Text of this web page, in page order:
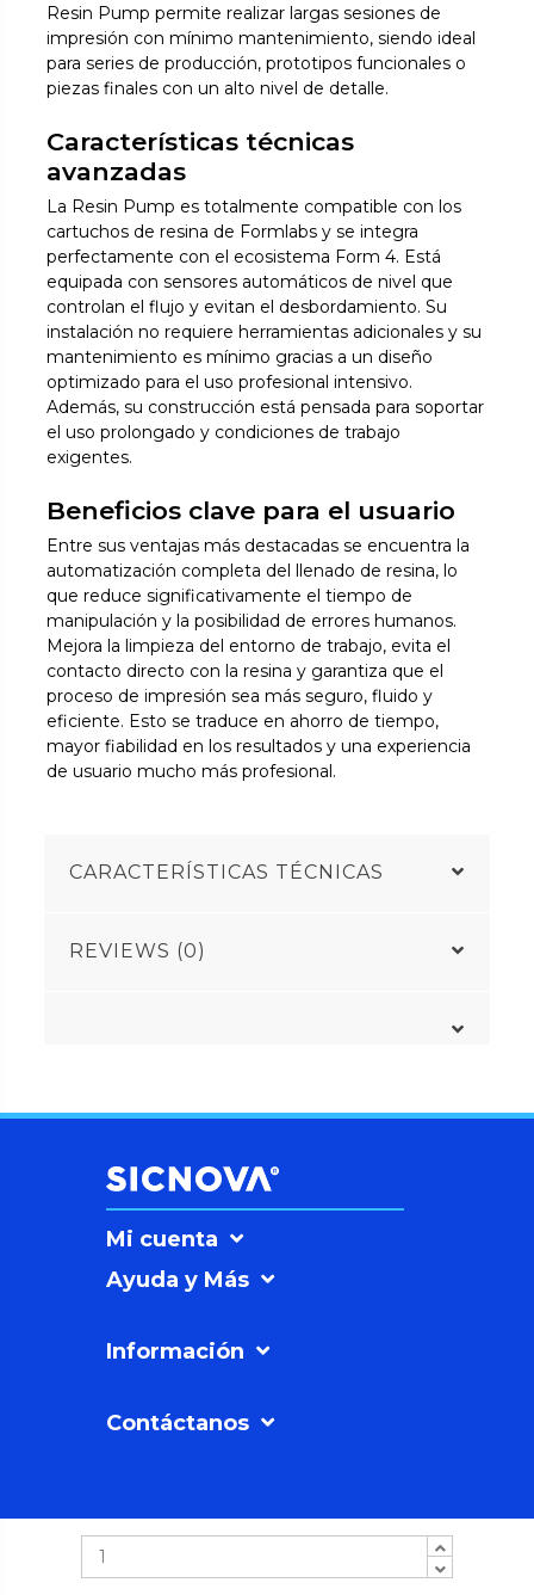
Resin Pump permite realizar largas sesiones de
impresión con mínimo mantenimiento, siendo ideal
para series de producción, prototipos funcionales o
piezas finales con un alto nivel de detalle.
Características técnicas
avanzadas
La Resin Pump es totalmente compatible con los
cartuchos de resina de Formlabs y se integra
perfectamente con el ecosistema Form 4. Está
equipada con sensores automáticos de nivel que
controlan el flujo y evitan el desbordamiento. Su
instalación no requiere herramientas adicionales y su
mantenimiento es mínimo gracias a un diseño
optimizado para el uso profesional intensivo.
Además, su construcción está pensada para soportar
el uso prolongado y condiciones de trabajo
exigentes.
Beneficios clave para el usuario
Entre sus ventajas más destacadas se encuentra la
automatización completa del llenado de resina, lo
que reduce significativamente el tiempo de
manipulación y la posibilidad de errores humanos.
Mejora la limpieza del entorno de trabajo, evita el
contacto directo con la resina y garantiza que el
proceso de impresión sea más seguro, fluido y
eficiente. Esto se traduce en ahorro de tiempo,
mayor fiabilidad en los resultados y una experiencia
de usuario mucho más profesional.
CARACTERÍSTICAS TÉCNICAS
REVIEWS (0)
Mi cuenta
Ayuda y Más
Información
Contáctanos
SICNOVAº
©2026Soluciones